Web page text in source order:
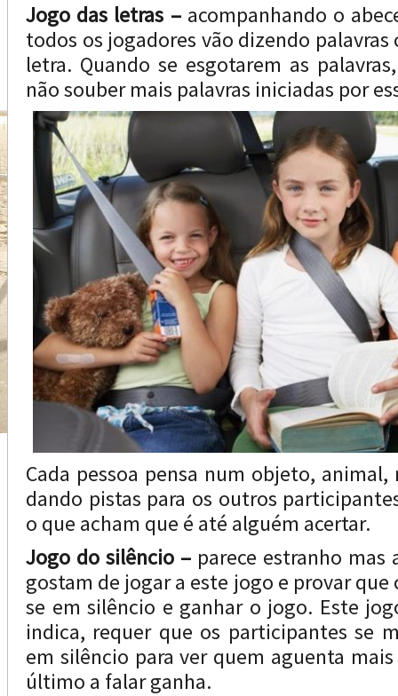
Jogo das letras –acompanhando o
todos os jogadores vão dizendo palavras
letra. Quando se esgotarem as
não souber mais palavras iniciadas por
Cada pessoa pensa num objeto, animal,
dando pistas para os outros
o que acham que é até alguém acertar.
Jogo do silêncio – parece estranho mas
gostam de jogar a este jogo e provar
se em silêncio e ganhar o jogo. Este
indica, requer que os participantes se
em silêncio para ver quem aguenta
último a falar ganha.